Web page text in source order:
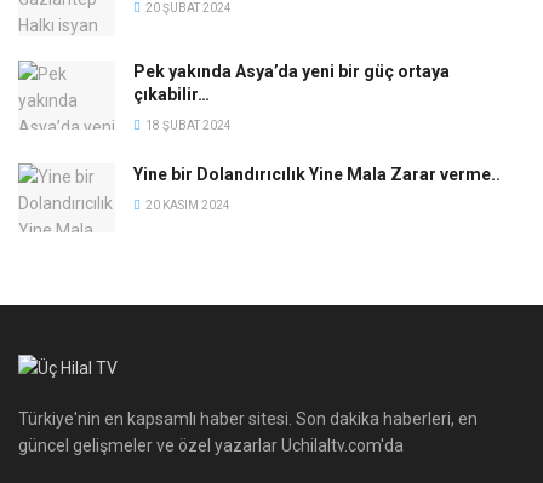
20 ŞUBAT 2024
Pek yakında Asya’da yeni bir güç ortaya
çıkabilir…
18 ŞUBAT 2024
Yine bir Dolandırıcılık Yine Mala Zarar verme..
20 KASIM 2024
Türkiye'nin en kapsamlı haber sitesi. Son dakika haberleri, en
güncel gelişmeler ve özel yazarlar Uchilaltv.com'da